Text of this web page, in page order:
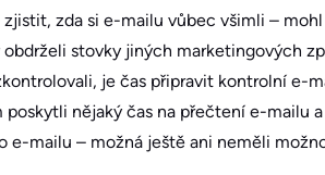
zda si e-mailu vůbec všimli –
stovky jiných marketingových
je čas připravit kontrolní e-
nějaký čas na přečtení e-mailu
e-mailu – možná ještě ani neměli